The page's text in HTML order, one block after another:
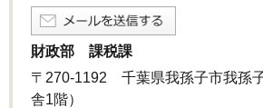
財政部 課税課
〒270-1192 千葉県我孫子市我孫
舎1階）